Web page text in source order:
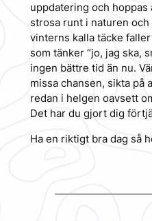
uppdatering och hoppas
strosa runt i naturen
vinterns kalla täcke
som tänker “jo, jag ska,
ingen bättre tid än nu.
missa chansen, sikta på
redan i helgen oavsett
Det har du gjort dig
Ha en riktigt bra dag så